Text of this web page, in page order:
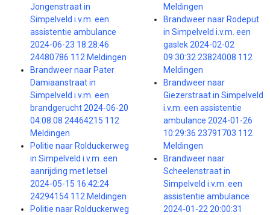
Jongenstraat in
Simpelveld i.v.m. een
assistentie ambulance
2024-06-23 18:28:46
24480786 112 Meldingen
Brandweer naar Pater
Damiaanstraat in
Simpelveld i.v.m. een
brandgerucht 2024-06-20
04:08:08 24464215 112
Meldingen
Politie naar Rolduckerweg
in Simpelveld i.v.m. een
aanrijding met letsel
2024-05-15 16:42:24
24294154 112 Meldingen
Politie naar Rolduckerweg
Meldingen
Brandweer naar Rodeput
in Simpelveld i.v.m. een
gaslek 2024-02-02
09:30:32 23824008 112
Meldingen
Brandweer naar
Giezerstraat in Simpelveld
i.v.m. een assistentie
ambulance 2024-01-26
10:29:36 23791703 112
Meldingen
Brandweer naar
Scheelenstraat in
Simpelveld i.v.m. een
assistentie ambulance
2024-01-22 20:00:31